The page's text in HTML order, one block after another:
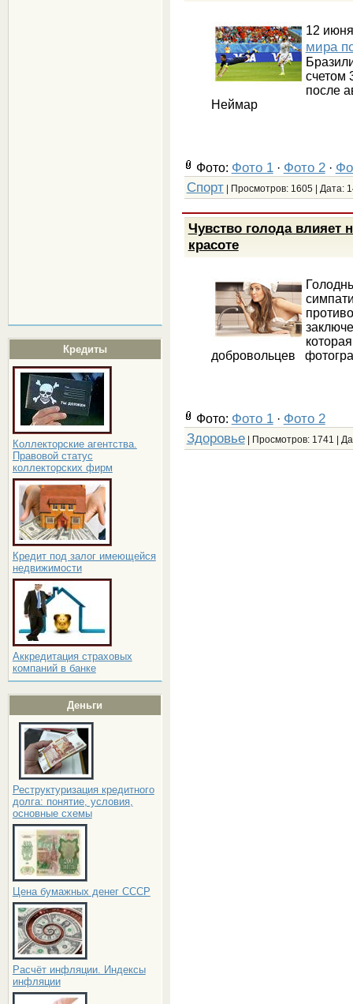
Кредиты
Коллекторские агентства.
Правовой статус
коллекторских фирм
Кредит под залог имеющейся
недвижимости
Аккредитация страховых
компаний в банке
Деньги
Реструктуризация кредитного
долга: понятие, условия,
основные схемы
Цена бумажных денег СССР
Расчёт инфляции. Индексы
инфляции
12
мира
счетом
после
Неймар
Фото: Фото 1· Фото 2·
Спорт| Просмотров: 1605 | Дата:
Чувство голода влияет
красоте
добровольцев
Фото: Фото 1· Фото 2
Здоровье| Просмотров: 1741 |